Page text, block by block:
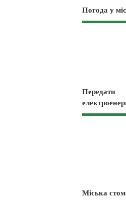
Погода у
Передати
Міська